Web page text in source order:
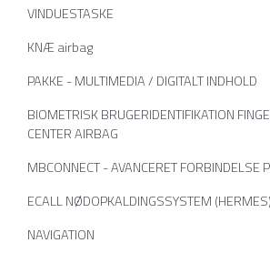
VINDUESTASKE
KNÆ airbag
PAKKE - MULTIMEDIA / DIGITALT INDHOLD
BIOMETRISK BRUGERIDENTIFIKATION
CENTER AIRBAG
MBCONNECT - AVANCERET FORBINDELSE
ECALL NØDOPKALDINGSSYSTEM (HERMES)
NAVIGATION